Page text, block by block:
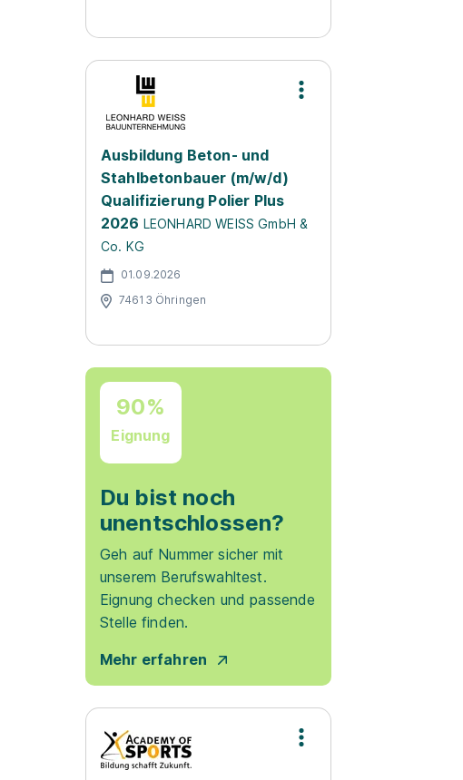
Ausbildung Beton- und
Stahlbetonbauer (m/w/d)
Qualifizierung Polier Plus
2026 LEONHARD WEISS GmbH &
Co. KG
01.09.2026
74613 Öhringen
90%
Eignung
Du bist noch
unentschlossen?
Geh auf Nummer sicher mit
unserem Berufswahltest.
Eignung checken und passende
Stelle finden.
Mehr erfahren